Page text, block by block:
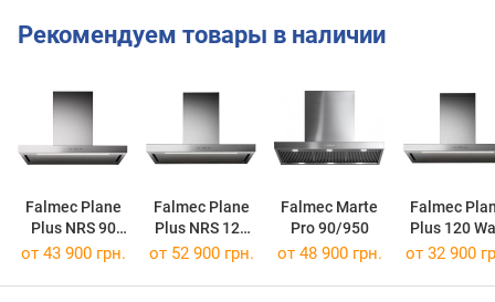
Рекомендуем товары в наличии
Falmec Plane
Plus NRS 90
Wall
Falmec Plane
Plus NRS 120
Wall
Falmec Marte
Pro 90/950
Falmec
Plus 120
от 43 900 грн. от 52 900 грн. от 48 900 грн. от 32 900